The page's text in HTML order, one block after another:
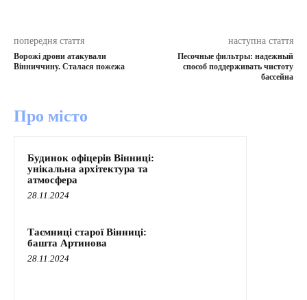
попередня стаття
Ворожі дрони атакували
Вінниччину. Сталася пожежа
наступна стаття
Песочные фильтры: надежный
способ поддерживать чистоту
бассейна
Про місто
Будинок офіцерів Вінниці:
унікальна архітектура та
атмосфера
28.11.2024
Таємниці старої Вінниці:
башта Артинова
28.11.2024